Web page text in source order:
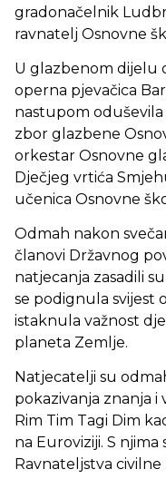
gradonačelnik
ravnatelj Osnovne
U glazbenom dijelu
operna pjevačica
nastupom oduševila
zbor glazbene
orkestar Osnovne
Dječjeg vrtića
učenica Osnovne
Odmah nakon
članovi Državnog
natjecanja zasadili
se podignula svijest
istaknula važnost
planeta Zemlje.
Natjecatelji su
pokazivanja znanja i
Rim Tim Tagi Dim
na Euroviziji. S
Ravnateljstva civilne